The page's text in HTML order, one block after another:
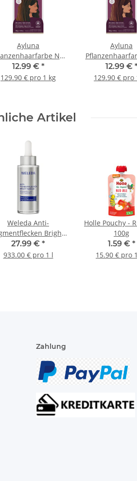
Ayluna
Nr.
Kaffeebraun 100g
12.99 € *
129.90 € pro 1 kg
Ayluna
85
12.99 €
129.90 € pro
Artikel
Weleda Anti-
Bright
Serum 30ml
27.99 € *
933.00 € pro 1 l
Holle Pouchy -
100g
1.59 € *
15.90 € pro
Zahlung